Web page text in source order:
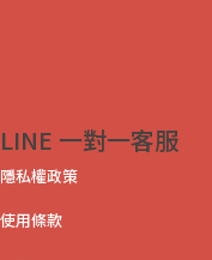
LINE 一對一客服
隱私權政策
使用條款